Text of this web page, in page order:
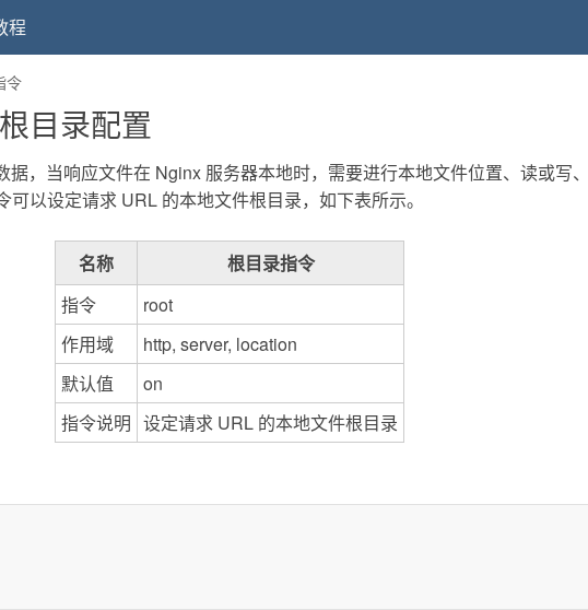
程
令
目录配置
据，当响应文件在 Nginx 服务器本地时，需要进行本地文件位置、读或写
以设定请求 URL 的本地文件根目录，如下表所示。
名称
根目录指令
指令
root
作用域
http, server, location
默认值
on
指令说明 设定请求 URL 的本地文件根目录